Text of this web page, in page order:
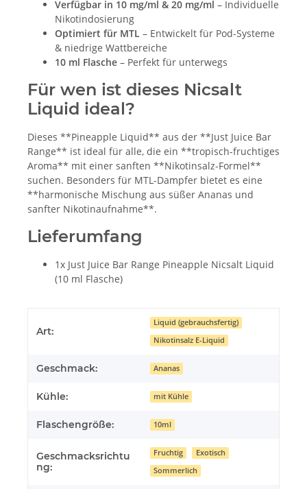
Verfügbar in 10 mg/ml & 20 mg/ml – Individuelle
Nikotindosierung
Optimiert für MTL – Entwickelt für Pod-Systeme
& niedrige Wattbereiche
10 ml Flasche – Perfekt für unterwegs
Für wen ist dieses Nicsalt
Liquid ideal?
Dieses **Pineapple Liquid** aus der **Just Juice Bar
Range** ist ideal für alle, die ein **tropisch-fruchtiges
Aroma** mit einer sanften **Nikotinsalz-Formel**
suchen. Besonders für MTL-Dampfer bietet es eine
**harmonische Mischung aus süßer Ananas und
sanfter Nikotinaufnahme**.
Lieferumfang
1x Just Juice Bar Range Pineapple Nicsalt Liquid
(10 ml Flasche)
Art:
Liquid (gebrauchsfertig)
Nikotinsalz E-Liquid
Geschmack: Ananas
Kühle: mit Kühle
Flaschengröße: 10ml
Geschmacksrichtu
ng:
Fruchtig
Exotisch
Sommerlich